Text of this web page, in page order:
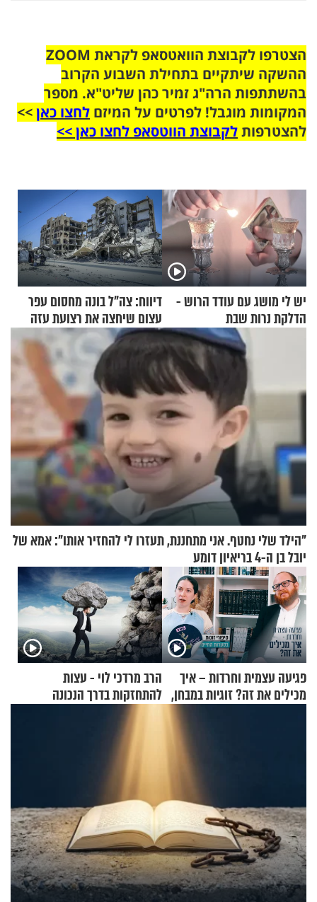
הצטרפו לקבוצת הוואטסאפ לקראת ZOOM
ההשקה שיתקיים בתחילת השבוע הקרוב
בהשתתפות הרה"ג זמיר כהן שליט"א. מספר
המקומות מוגבל! לפרטים על המיזם לחצו כאן>>
להצטרפותלקבוצת הווטסאפ לחצו כאן >>
יש לי מושג עם עודד הרוש -
הדלקת נרות שבת
דיווח: צה"ל בונה מחסום עפר
עצום שיחצה את רצועת עזה
לשניים
"הילד שלי נחטף. אני מתחננת, תעזרו לי להחזיר אותו": אמא של
יובל בן ה-4 בריאיון דומע
פגיעה עצמית וחרדות – איך
מכילים את זה? זוגיות במבחן,
הפעם עם יהודית ואלתר כהן
הרב מרדכי לוי - עצות
להתחזקות בדרך הנכונה